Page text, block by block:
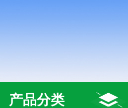
产品分类